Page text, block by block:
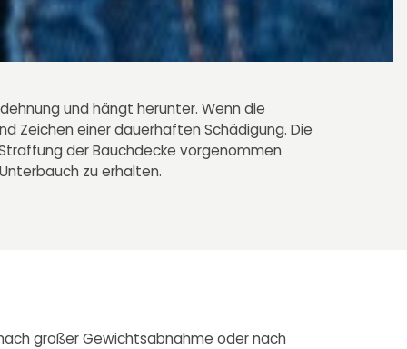
und hängt herunter. Wenn die
Zeichen einer dauerhaften Schädigung. Die
der Bauchdecke vorgenommen
zu erhalten.
großer Gewichtsabnahme oder nach